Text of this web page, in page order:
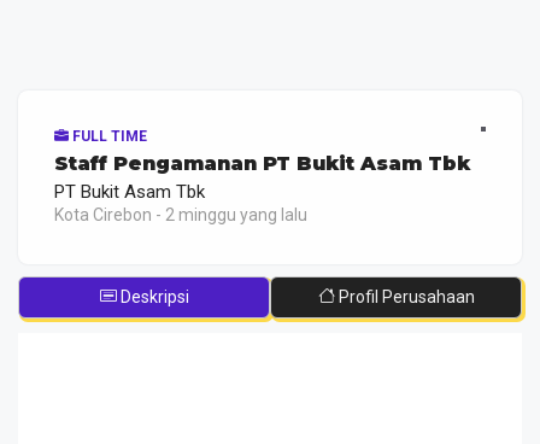
FULL TIME
Staff Pengamanan PT Bukit Asam Tbk
PT Bukit Asam Tbk
Kota Cirebon - 2 minggu yang lalu
Deskripsi Profil Perusahaan